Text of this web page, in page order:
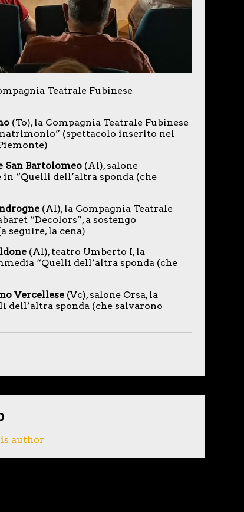
Teatrale Fubinese
(To), la Compagnia Teatrale Fubinese
(spettacolo inserito nel
San Bartolomeo(Al), salone
“Quelli dell’altra sponda (che
(Al), la Compagnia Teatrale
“Decolors”, a sostengo
seguire, la cena)
(Al), teatro Umberto I, la
“Quelli dell’altra sponda (che
Vercellese (Vc), salone Orsa, la
dell’altra sponda (che salvarono
author